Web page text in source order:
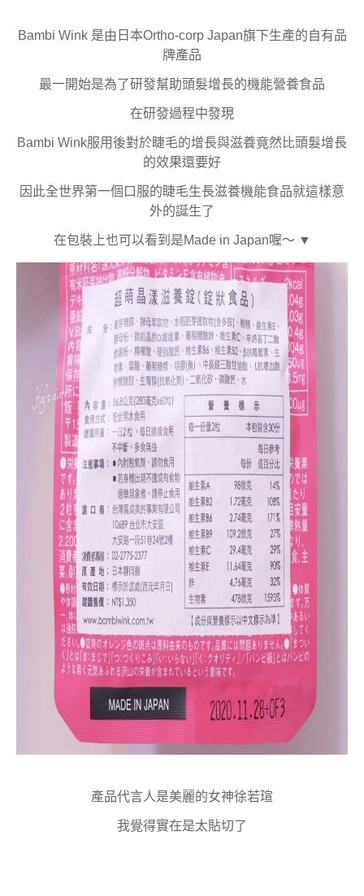
Bambi Wink 是由日本Ortho-corp Japan旗下生產的自有品
牌產品
最一開始是為了研發幫助頭髮增長的機能營養食品
在研發過程中發現
Bambi Wink服用後對於睫毛的增長與滋養竟然比頭髮增長
的效果還要好
因此全世界第一個口服的睫毛生長滋養機能食品就這樣意
外的誕生了
在包裝上也可以看到 是Made in Japan喔～ ▼
產品代言人是美麗的女神徐若瑄
我覺得實在是太貼切了